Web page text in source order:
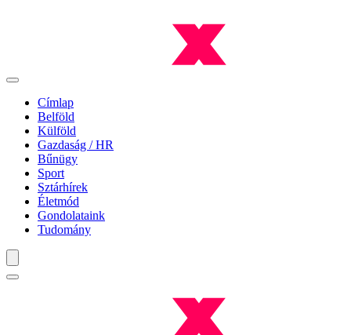
Címlap
Belföld
Külföld
Gazdaság / HR
Bűnügy
Sport
Sztárhírek
Életmód
Gondolataink
Tudomány